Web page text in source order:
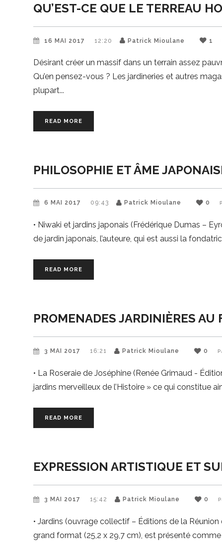
QU’EST-CE QUE LE TERREAU
16 MAI 2017 12:20 Patrick Mioulane 1
Désirant créer un massif dans un terrain assez
Qu’en pensez-vous ? Les jardineries et autres
plupart
READ MORE
PHILOSOPHIE ET ÂME
6 MAI 2017 09:43 Patrick Mioulane 0
• Niwaki et jardins japonais (Frédérique Dumas –
de jardin japonais, l’auteure, qui est aussi la
READ MORE
PROMENADES JARDINIÈRES AU
3 MAI 2017 16:21 Patrick Mioulane 0
• La Roseraie de Joséphine (Renée Grimaud -
jardins merveilleux de l’Histoire » ce qui constitue
READ MORE
EXPRESSION ARTISTIQUE ET
3 MAI 2017 15:42 Patrick Mioulane 0
• Jardins (ouvrage collectif – Éditions de la
grand format (25,2 x 29,7 cm), est présenté